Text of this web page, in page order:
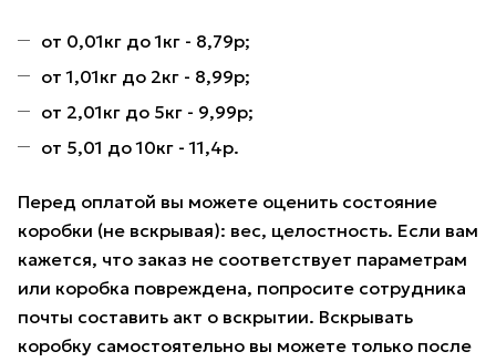
от 0,01кг до 1кг - 8,79р;
от 1,01кг до 2кг - 8,99р;
от 2,01кг до 5кг - 9,99р;
от 5,01 до 10кг - 11,4р.
Перед оплатой вы можете оценить состояние
коробки (не вскрывая): вес, целостность. Если вам
кажется, что заказ не соответствует параметрам
или коробка повреждена, попросите сотрудника
почты составить акт о вскрытии. Вскрывать
коробку самостоятельно вы можете только после